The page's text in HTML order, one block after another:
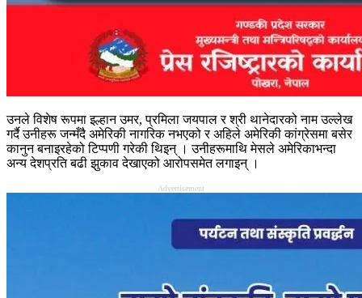
उनले विशेष रूपमा इल्हान उमर, प्रमिला जयपाल र श्री थानेदारको नाम उल्लेख
गर्दै उनीहरू जन्मँदै अमेरिकी नागरिक नभएको र अहिले अमेरिकी कांग्रेसमा बसेर
कानुन बनाइरहेको टिप्पणी गरेकी थिइन् । उनीहरूमाथि मेसले अमेरिकाभन्दा
अन्य देशप्रति बढी झुकाव देखाएको आरोपसमेत लगाइन् ।
Advertisement